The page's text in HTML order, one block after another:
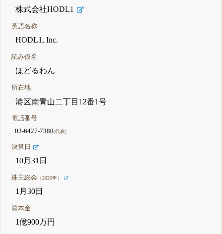
株式会社HODL1
英語名称
HODL1, Inc.
読み仮名
ほどるわん
所在地
港区南青山二丁目12番1号
電話番号
03-6427-7380(代表)
決算日
10月31日
株主総会 （2026年）
1月30日
資本金
1億900万円